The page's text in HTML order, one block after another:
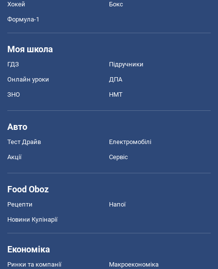
Хокей Бокс
Формула-1
Моя школа
ГДЗ Підручники
Онлайн уроки ДПА
ЗНО НМТ
Авто
Тест Драйв Електромобілі
Акції Сервіс
Food Oboz
Рецепти Напої
Новини Кулінарії
Економіка
Ринки та компанії Макроекономіка